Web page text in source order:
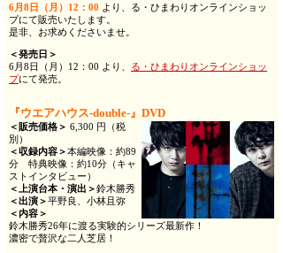
6月8日（月）12：00 より、る・ひまわりオンラインショッ
プにて販売いたします。
是非、お求めくださいませ。
＜発売日＞
6月8日（月）12：00 より、 る・ひまわりオンラインショッ
プにて発売。
『ウエアハウス-double-』DVD
＜販売価格＞ 6,300 円（税
別）
＜収録内容＞本編映像：約89
分 特典映像：約10分（キャ
ストインタビュー）
＜上演台本・演出＞鈴木勝秀
＜出演＞平野良、小林且弥
＜内容＞
鈴木勝秀26年に渡る実験的シリーズ最新作！
濃密で贅沢な二人芝居！